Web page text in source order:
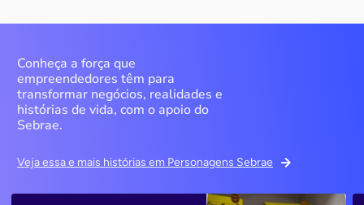
Conheça a força que
empreendedores têm para
transformar negócios, realidades e
histórias de vida, com o apoio do
Sebrae.
Veja essa e mais histórias em Personagens Sebrae